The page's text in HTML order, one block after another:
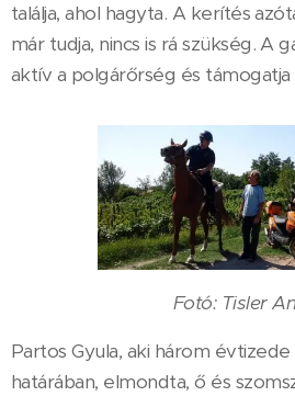
találja, ahol hagyta. A kerítés
már tudja, nincs is rá szükség. A
aktív a polgárőrség és
Fotó: Tisler
Partos Gyula, aki három
határában, elmondta, ő és